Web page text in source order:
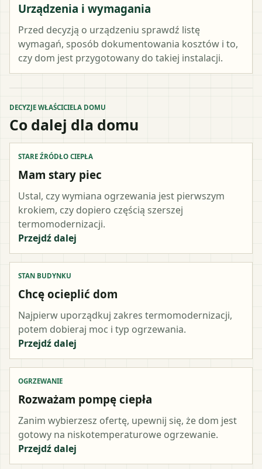
Urządzenia i wymagania
Przed decyzją o urządzeniu sprawdź listę
wymagań, sposób dokumentowania kosztów i to,
czy dom jest przygotowany do takiej instalacji.
DECYZJE WŁAŚCICIELA DOMU
Co dalej dla domu
STARE ŹRÓDŁO CIEPŁA
Mam stary piec
Ustal, czy wymiana ogrzewania jest pierwszym
krokiem, czy dopiero częścią szerszej
termomodernizacji.
Przejdź dalej
STAN BUDYNKU
Chcę ocieplić dom
Najpierw uporządkuj zakres termomodernizacji,
potem dobieraj moc i typ ogrzewania.
Przejdź dalej
OGRZEWANIE
Rozważam pompę ciepła
Zanim wybierzesz ofertę, upewnij się, że dom jest
gotowy na niskotemperaturowe ogrzewanie.
Przejdź dalej